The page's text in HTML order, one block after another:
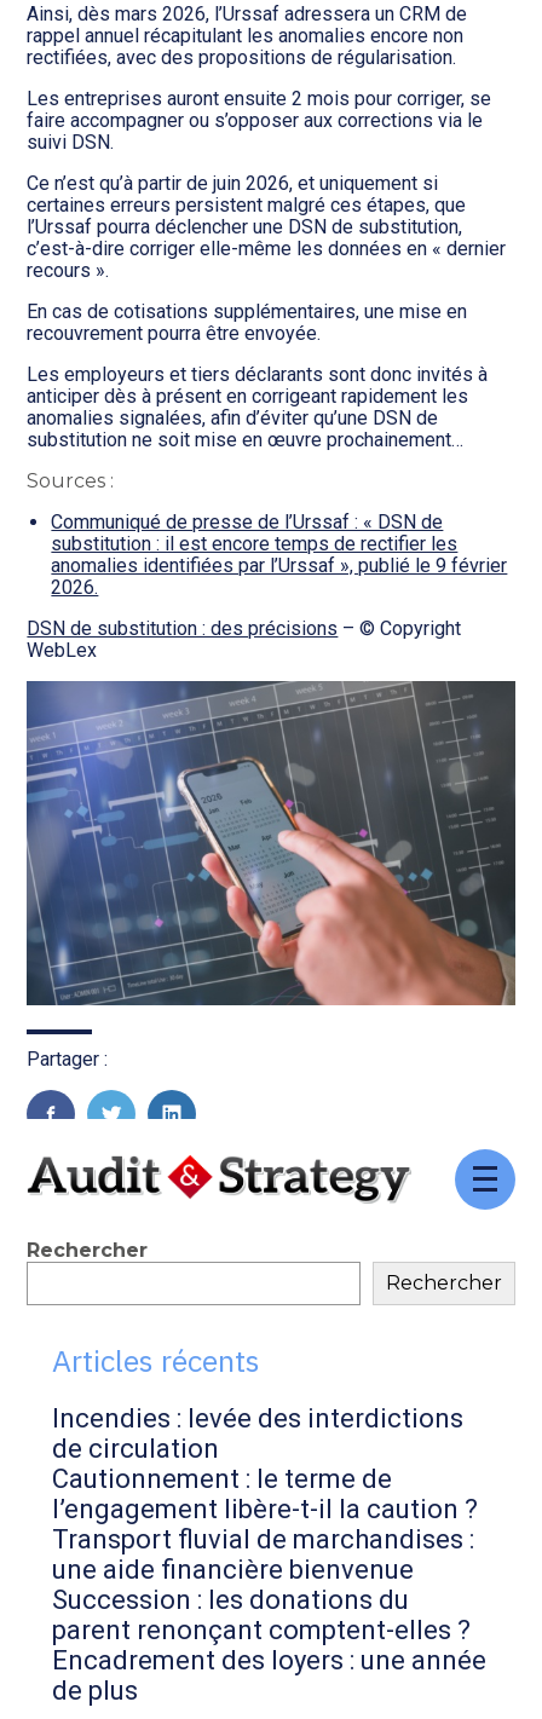
Aller
Ainsi, dès mars 2026, l’Urssaf adressera un CRM de
rappel annuel récapitulant les anomalies encore non
rectifiées, avec des propositions de régularisation.
Les entreprises auront ensuite 2 mois pour corriger, se
faire accompagner ou s’opposer aux corrections via le
suivi DSN.
Ce n’est qu’à partir de juin 2026, et uniquement si
certaines erreurs persistent malgré ces étapes, que
l’Urssaf pourra déclencher une DSN de substitution,
c’est-à-dire corriger elle-même les données en « dernier
recours ».
En cas de cotisations supplémentaires, une mise en
recouvrement pourra être envoyée.
Les employeurs et tiers déclarants sont donc invités à
anticiper dès à présent en corrigeant rapidement les
anomalies signalées, afin d’éviter qu’une DSN de
substitution ne soit mise en œuvre prochainement…
Sources :
Communiqué de presse de l’Urssaf : « DSN de
substitution : il est encore temps de rectifier les
anomalies identifiées par l’Urssaf », publié le 9 février
2026.
DSN de substitution : des précisions – © Copyright
WebLex
Partager :
Blog
sidebar
Rechercher
Rechercher
Articles récents
Incendies : levée des interdictions
de circulation
Cautionnement : le terme de
l’engagement libère-t-il la caution ?
Transport fluvial de marchandises :
une aide financière bienvenue
Succession : les donations du
parent renonçant comptent-elles ?
Encadrement des loyers : une année
de plus